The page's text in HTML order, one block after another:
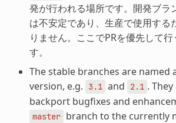
発が行われる場所です。開発ブラ
は不安定であり、生産で使用する
りません。ここでPRを優先して
す。
The stable branches are named
version, e.g.
3.1 and 2.1 .
backport bugfixes and
master branch to the currently